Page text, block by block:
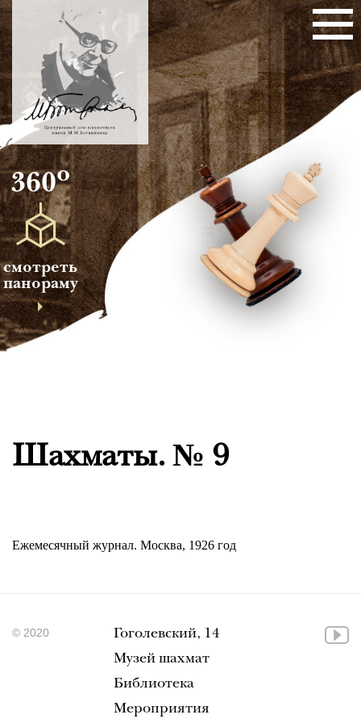
360о
смотреть
панораму
Шахматы. № 9
Ежемесячный журнал. Москва, 1926 год
© 2020
Гоголевский, 14
Музей шахмат
Библиотека
Мероприятия